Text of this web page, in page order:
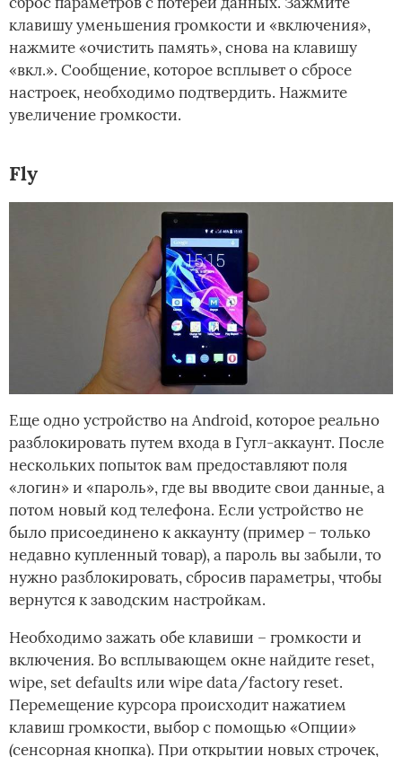
клавишу уменьшения громкости и «включения»,
нажмите «очистить память», снова на клавишу
«вкл.». Сообщение, которое всплывет о сбросе
настроек, необходимо подтвердить. Нажмите
увеличение громкости.
Fly
Еще одно устройство на Android, которое реально
разблокировать путем входа в Гугл-аккаунт. После
нескольких попыток вам предоставляют поля
«логин» и «пароль», где вы вводите свои данные, а
потом новый код телефона. Если устройство не
было присоединено к аккаунту (пример – только
недавно купленный товар), а пароль вы забыли, то
нужно разблокировать, сбросив параметры, чтобы
вернутся к заводским настройкам.
Необходимо зажать обе клавиши – громкости и
включения. Во всплывающем окне найдите reset,
wipe, set defaults или wipe data/factory reset.
Перемещение курсора происходит нажатием
клавиш громкости, выбор с помощью «Опции»
(сенсорная кнопка). При открытии новых строчек,